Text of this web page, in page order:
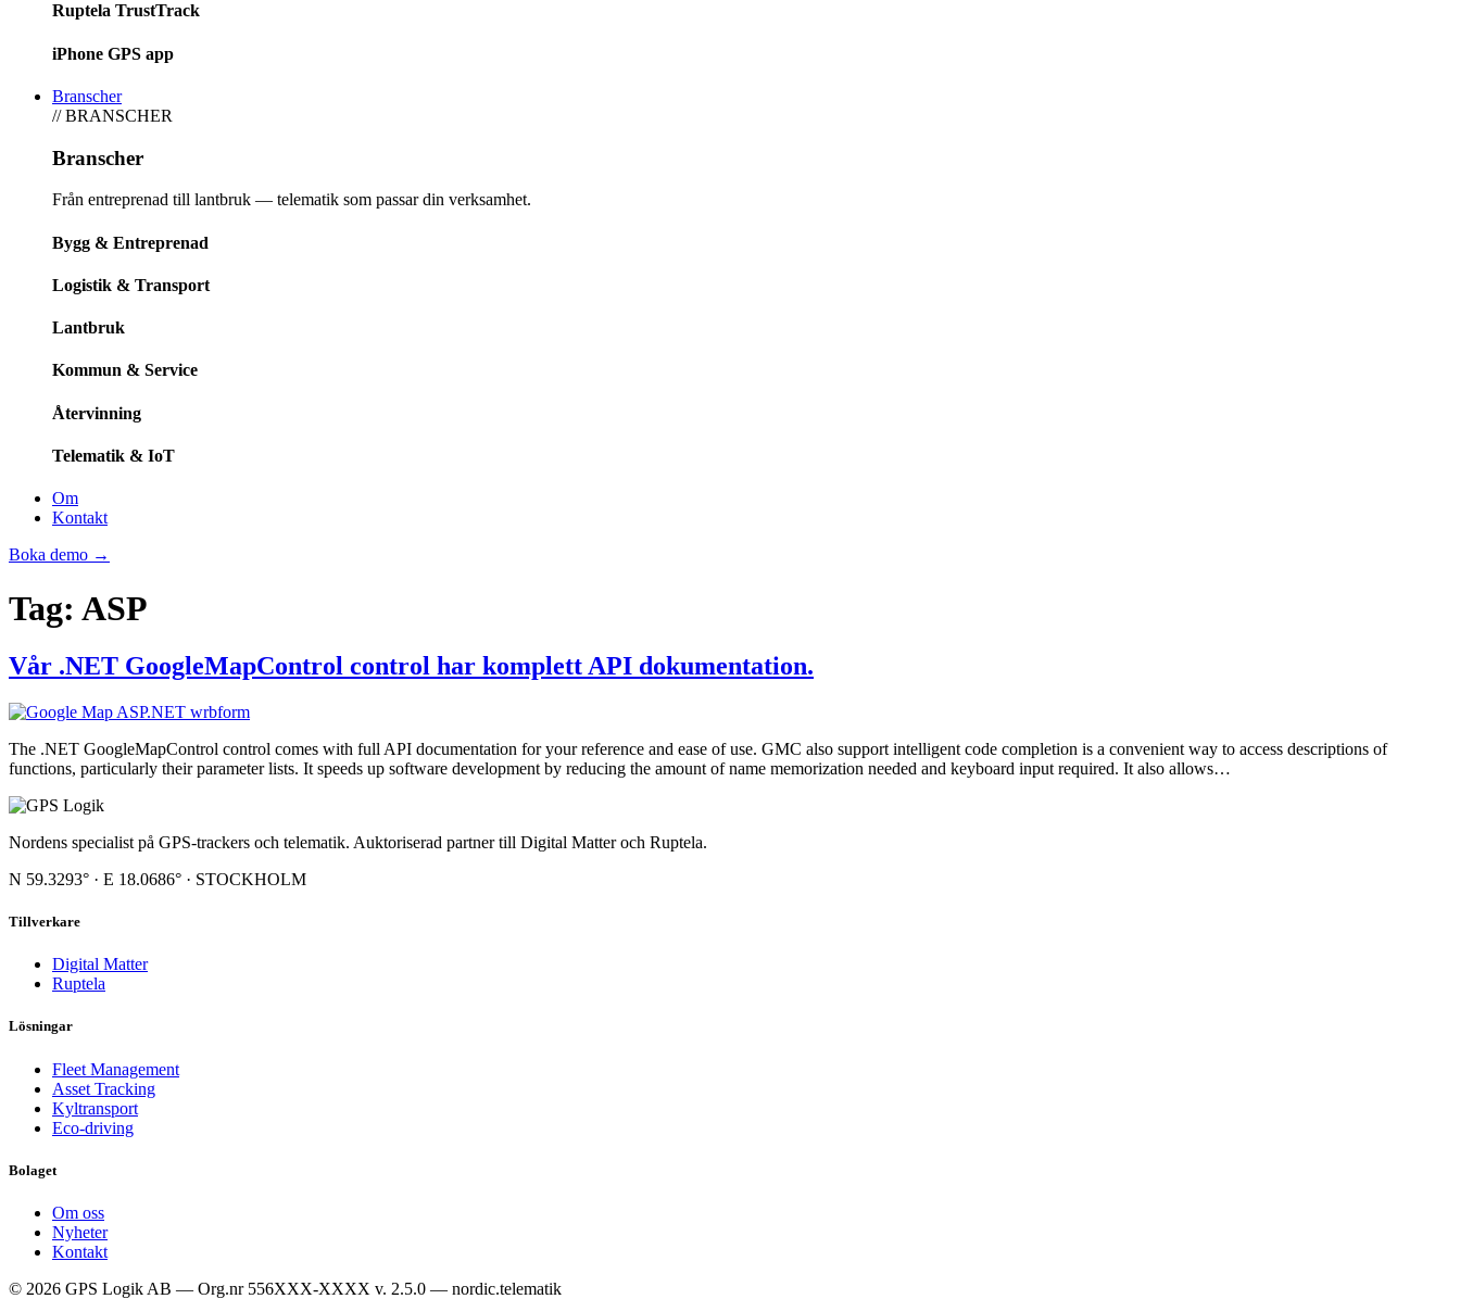
Ruptela TrustTrack
iPhone GPS app
Branscher
// BRANSCHER
Branscher
Från entreprenad till lantbruk — telematik som passar din verksamhet.
Bygg & Entreprenad
Logistik & Transport
Lantbruk
Kommun & Service
Återvinning
Telematik & IoT
Om
Kontakt
Boka demo →
Tag: ASP
Vår .NET GoogleMapControl control har komplett API dokumentation.
The .NET GoogleMapControl control comes with full API documentation for your reference and ease of use. GMC also support intelligent code completion is a convenient way to access descriptions of
functions, particularly their parameter lists. It speeds up software development by reducing the amount of name memorization needed and keyboard input required. It also allows…
Nordens specialist på GPS-trackers och telematik. Auktoriserad partner till Digital Matter och Ruptela.
N 59.3293° · E 18.0686° · STOCKHOLM
Tillverkare
Digital Matter
Ruptela
Lösningar
Fleet Management
Asset Tracking
Kyltransport
Eco-driving
Bolaget
Om oss
Nyheter
Kontakt
© 2026 GPS Logik AB — Org.nr 556XXX-XXXX v. 2.5.0 — nordic.telematik